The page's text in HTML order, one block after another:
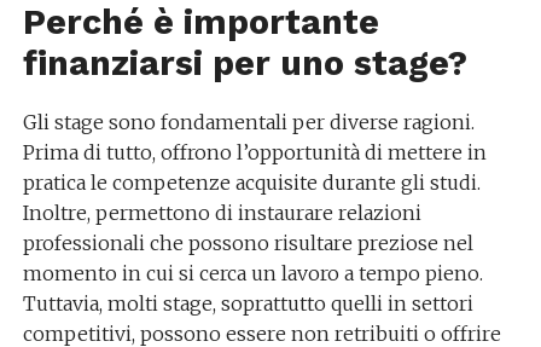
Perché è importante
finanziarsi per uno stage?
Gli stage sono fondamentali per diverse ragioni.
Prima di tutto, offrono l’opportunità di mettere in
pratica le competenze acquisite durante gli studi.
Inoltre, permettono di instaurare relazioni
professionali che possono risultare preziose nel
momento in cui si cerca un lavoro a tempo pieno.
Tuttavia, molti stage, soprattutto quelli in settori
competitivi, possono essere non retribuiti o offrire